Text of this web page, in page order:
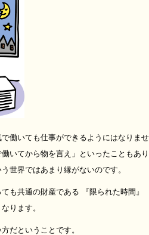
働いても仕事ができるようにはなりませ
いてから物を言え」といったこともあり
世界ではあまり縁がないのです。
も共通の財産である 『限られた時間』
ります。
だということです。